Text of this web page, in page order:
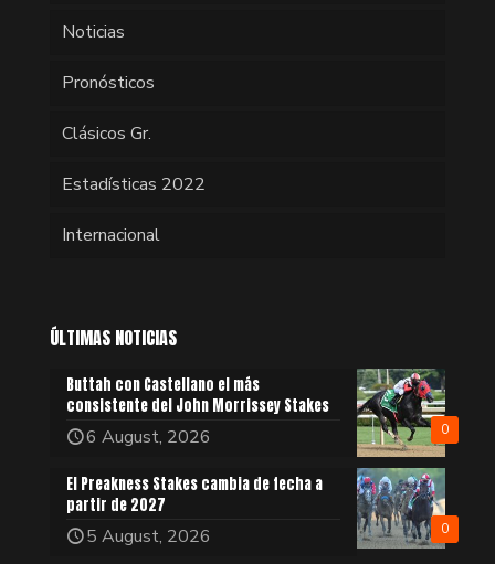
Noticias
Pronósticos
Clásicos Gr.
Estadísticas 2022
Internacional
ÚLTIMAS NOTICIAS
0
Buttah con Castellano el más
consistente del John Morrissey Stakes
6 August, 2026
0
El Preakness Stakes cambia de fecha a
partir de 2027
5 August, 2026